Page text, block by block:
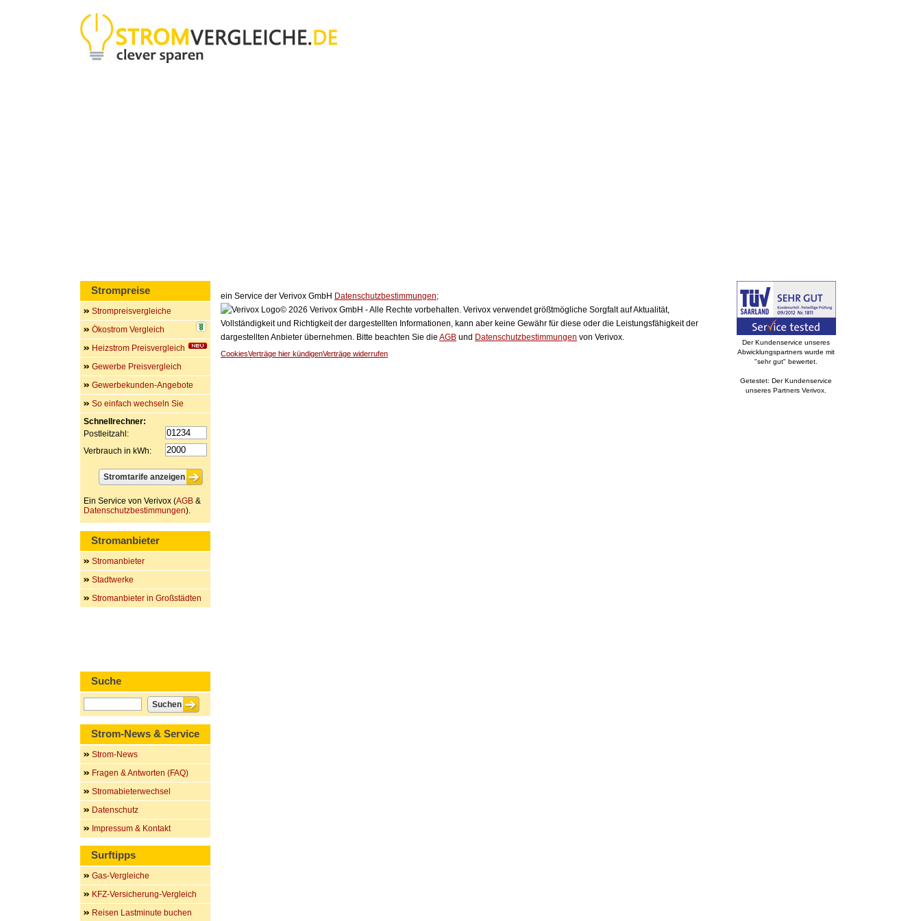
ein Service der Verivox GmbH Datenschutzbestimmungen;
© 2026 Verivox GmbH - Alle Rechte vorbehalten. Verivox verwendet größtmögliche Sorgfalt auf Aktualität,
Vollständigkeit und Richtigkeit der dargestellten Informationen, kann aber keine Gewähr für diese oder die Leistungsfähigkeit der
dargestellten Anbieter übernehmen. Bitte beachten Sie die AGB und Datenschutzbestimmungen von Verivox.
CookiesVerträge hier kündigenVerträge widerrufen
Strompreise
Strompreisvergleiche
Ökostrom Vergleich
Heizstrom Preisvergleich
Gewerbe Preisvergleich
Gewerbekunden-Angebote
So einfach wechseln Sie
Schnellrechner:
Postleitzahl:
Verbrauch in kWh:
Ein Service von Verivox (AGB &
Datenschutzbestimmungen).
Stromanbieter
Stromanbieter
Stadtwerke
Stromanbieter in Großstädten
Suche
Strom-News & Service
Strom-News
Fragen & Antworten (FAQ)
Stromabieterwechsel
Datenschutz
Impressum & Kontakt
Surftipps
Gas-Vergleiche
KFZ-Versicherung-Vergleich
Reisen Lastminute buchen
Der Kundenservice unseres
Abwicklungspartners wurde mit
"sehr gut" bewertet.
Getestet: Der Kundenservice
unseres Partners Verivox.